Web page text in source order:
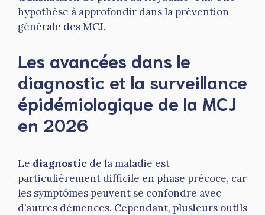
hypothèse à approfondir dans la prévention
générale des MCJ.
Les avancées dans le
diagnostic et la surveillance
épidémiologique de la MCJ
en 2026
Le diagnostic de la maladie est
particulièrement difficile en phase précoce, car
les symptômes peuvent se confondre avec
d’autres démences. Cependant, plusieurs outils